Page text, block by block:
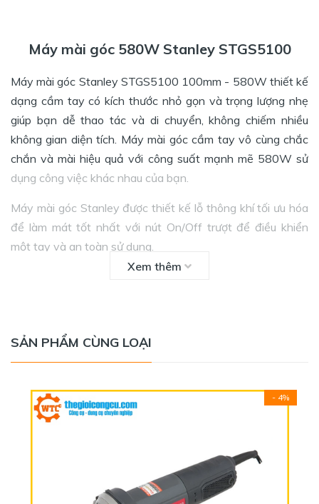
Máy mài góc 580W Stanley STGS5100
Máy mài góc Stanley STGS5100 100mm - 580W thiết kế
dạng cầm tay có kích thước nhỏ gọn và trọng lượng nhẹ
giúp bạn dễ thao tác và di chuyển, không chiếm nhiều
không gian diện tích. Máy mài góc cầm tay vô cùng chắc
chắn và mài hiệu quả với công suất mạnh mẽ 580W sử
dụng công việc khác nhau của bạn.
Máy mài góc Stanley được thiết kế lỗ thông khí tối ưu hóa
để làm mát tốt nhất với nút On/Off trượt để điều khiển
một tay và an toàn sử dụng.
Stanley STGS5100 100mm - 580W được thiết kế với
vành bảo vệ chống biến dạng, làm tăng độ bền cho đĩa
Xem thêm
SẢN PHẨM CÙNG LOẠI
- 4%